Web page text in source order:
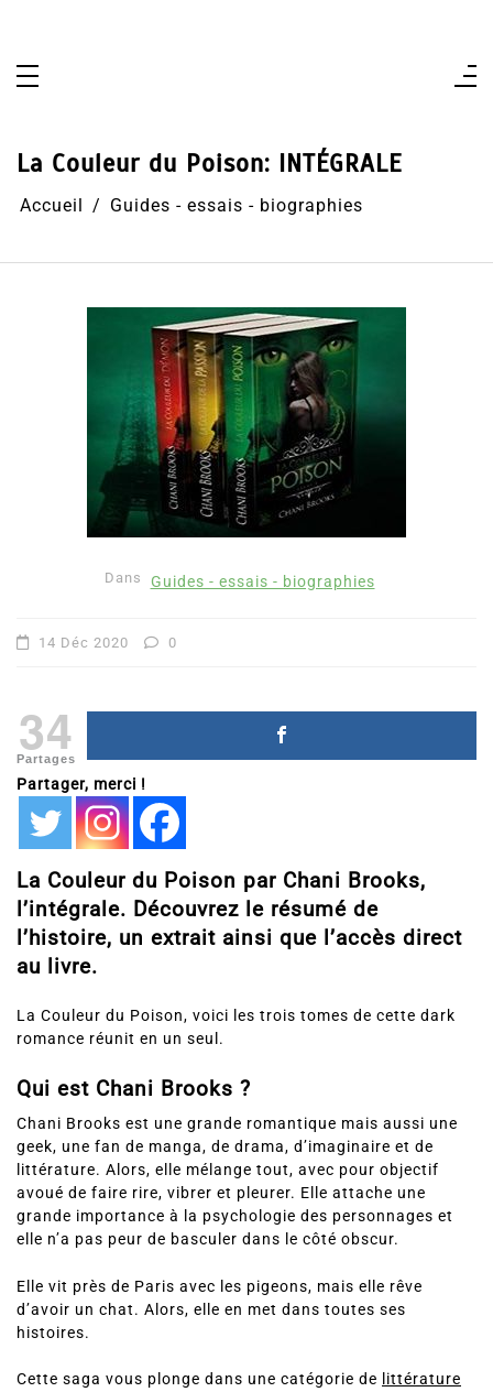
La Couleur du Poison: INTÉGRALE
Accueil Guides - essais - biographies
Dans Guides - essais - biographies
14 Déc 2020 0
34
Partages
Partager, merci !
La Couleur du Poison par Chani Brooks,
l’intégrale. Découvrez le résumé de
l’histoire, un extrait ainsi que l’accès direct
au livre.
La Couleur du Poison, voici les trois tomes de cette dark
romance réunit en un seul.
Qui est Chani Brooks ?
Chani Brooks est une grande romantique mais aussi une
geek, une fan de manga, de drama, d’imaginaire et de
littérature. Alors, elle mélange tout, avec pour objectif
avoué de faire rire, vibrer et pleurer. Elle attache une
grande importance à la psychologie des personnages et
elle n’a pas peur de basculer dans le côté obscur.
Elle vit près de Paris avec les pigeons, mais elle rêve
d’avoir un chat. Alors, elle en met dans toutes ses
histoires.
Cette saga vous plonge dans une catégorie de littérature